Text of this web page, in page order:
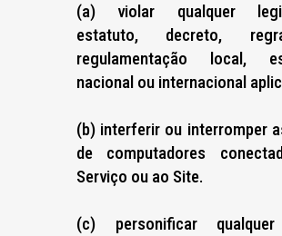
(a) violar qualquer
estatuto, decreto,
regulamentação local,
nacional ou internacional
(b) interferir ou interromper
de computadores
Serviço ou ao Site.
(c) personificar